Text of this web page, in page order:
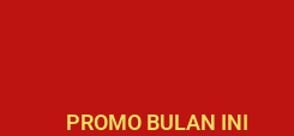
PROMO BULAN INI